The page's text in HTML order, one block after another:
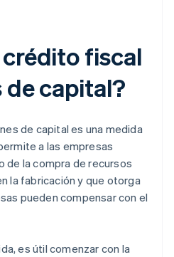
crédito fiscal
de capital?
de capital es una medida
a las empresas
de la compra de recursos
la fabricación y que otorga
pueden compensar con el
es útil comenzar con la